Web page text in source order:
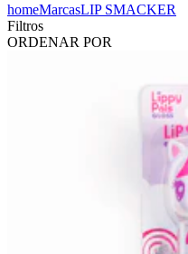
homeMarcasLIP SMACKER
Filtros
ORDENAR POR